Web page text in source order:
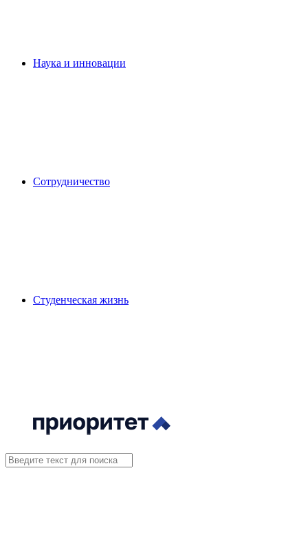
Наука и инновации
Сотрудничество
Студенческая жизнь